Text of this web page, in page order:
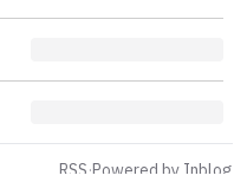
RSS·Powered by Inblog